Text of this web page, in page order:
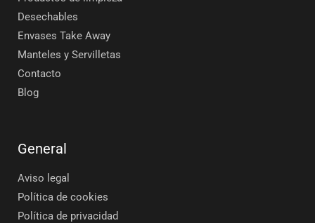
Desechables
Envases Take Away
Manteles y Servilletas
Contacto
Blog
General
Aviso legal
Política de cookies
Política de privacidad